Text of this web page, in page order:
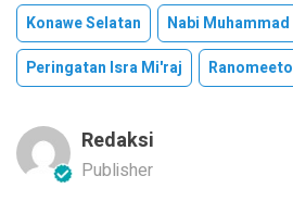
Konawe Selatan
Nabi Muhammad
Peringatan Isra Mi'raj
Ranomeeto
Redaksi
Publisher